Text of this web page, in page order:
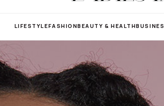
LIFESTYLEFASHIONBEAUTY & HEALTH